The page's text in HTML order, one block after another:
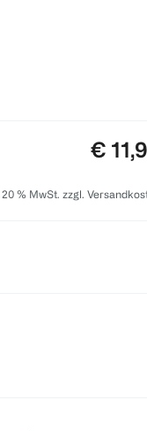
Preis:
€
% MwSt. zzgl.